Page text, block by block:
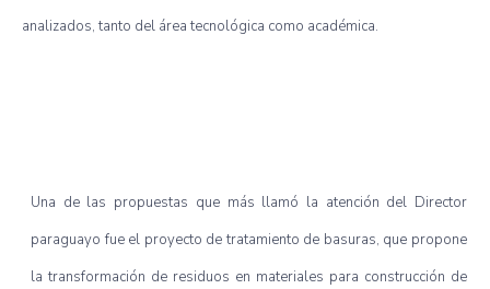
analizados, tanto del área tecnológica como académica.
Una de las propuestas que más llamó la atención del Director
paraguayo fue el proyecto de tratamiento de basuras, que propone
la transformación de residuos en materiales para construcción de